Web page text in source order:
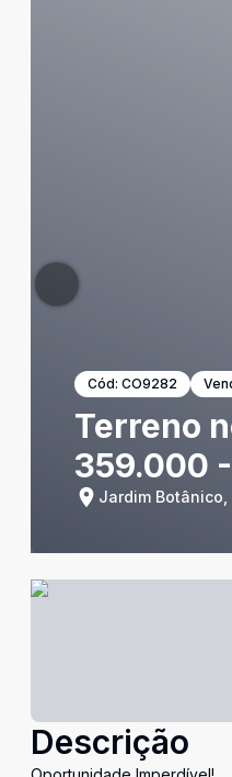
Cód: CO9282
Terreno
359.000
Jardim Botânico,
Descrição